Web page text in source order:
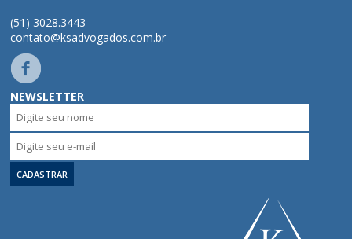
Publicações
(51) 3028.3443
contato@ksadvogados.com.br
NEWSLETTER